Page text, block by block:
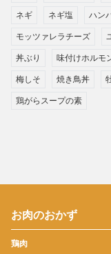
ネギ ネギ塩 ハン
モッツァレラチーズ
丼ぶり 味付けホルモ
梅しそ 焼き鳥丼
鶏がらスープの素
お肉のおかず
鶏肉